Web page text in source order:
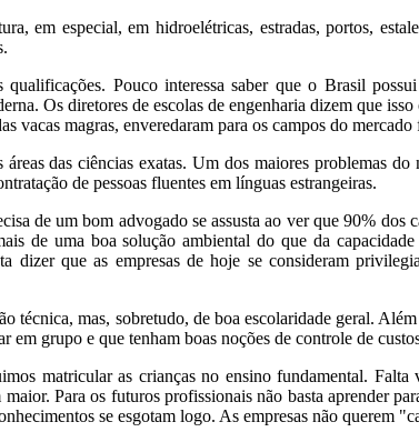
em especial, em hidroelétricas, estradas, portos,
qualificações. Pouco interessa saber que o Brasil
Os diretores de escolas de engenharia dizem que
vacas magras, enveredaram para os campos do
das ciências exatas. Um dos maiores problemas
de pessoas fluentes em línguas estrangeiras.
de um bom advogado se assusta ao ver que 90%
de uma boa solução ambiental do que da
dizer que as empresas de hoje se consideram
técnica, mas, sobretudo, de boa escolaridade geral.
grupo e que tenham boas noções de controle de
matricular as crianças no ensino fundamental.
Para os futuros profissionais não basta aprender
se esgotam logo. As empresas não querem